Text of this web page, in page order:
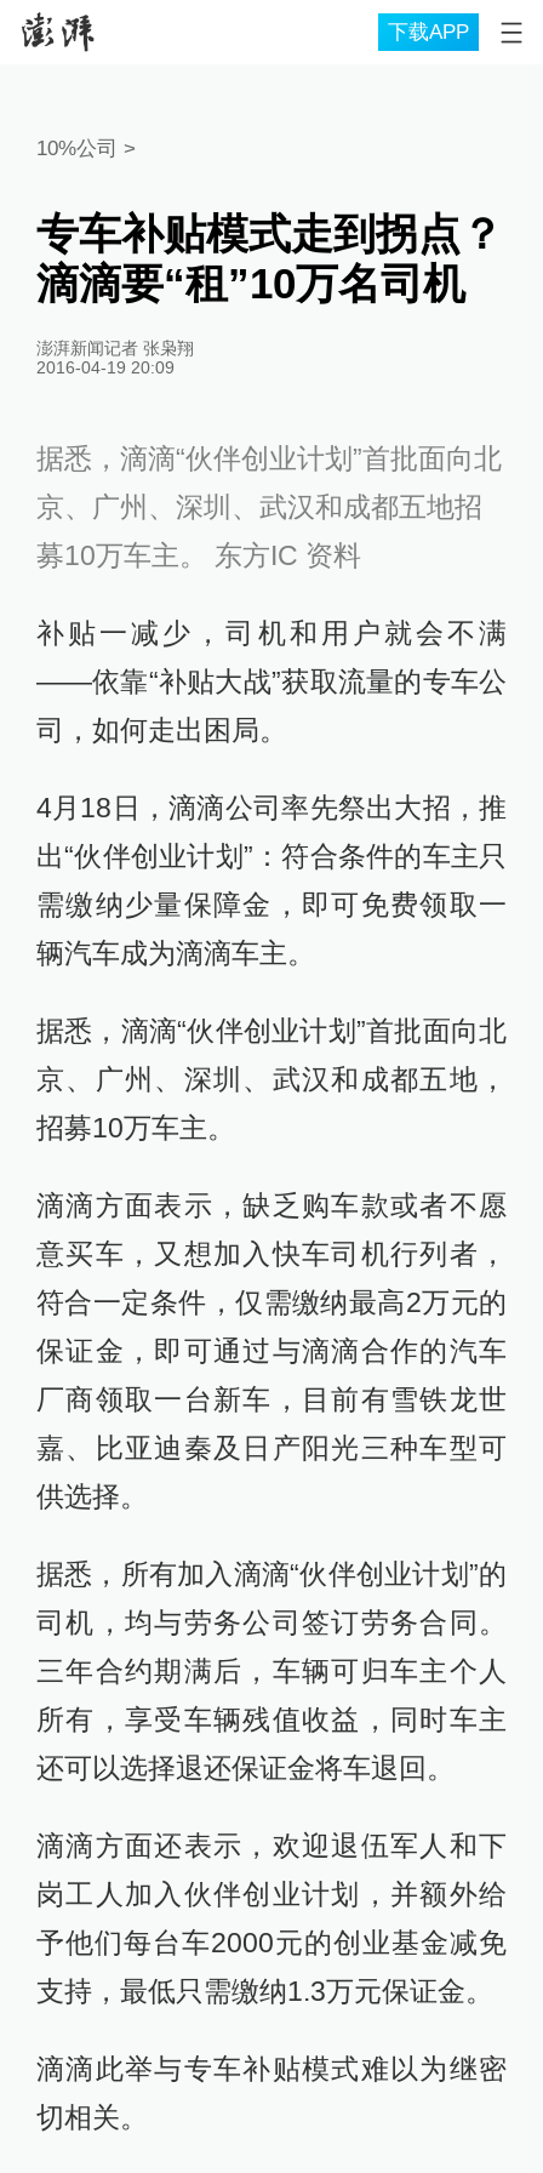
下载APP
10%公司 >
专车补贴模式走到拐点？
滴滴要“租”10万名司机
澎湃新闻记者 张枭翔
2016-04-19 20:09
据悉，滴滴“伙伴创业计划”首批面向北
京、广州、深圳、武汉和成都五地招
募10万车主。 东方IC 资料
补贴一减少，司机和用户就会不满
——依靠“补贴大战”获取流量的专车公
司，如何走出困局。
4月18日，滴滴公司率先祭出大招，推
出“伙伴创业计划”：符合条件的车主只
需缴纳少量保障金，即可免费领取一
辆汽车成为滴滴车主。
据悉，滴滴“伙伴创业计划”首批面向北
京、广州、深圳、武汉和成都五地，
招募10万车主。
滴滴方面表示，缺乏购车款或者不愿
意买车，又想加入快车司机行列者，
符合一定条件，仅需缴纳最高2万元的
保证金，即可通过与滴滴合作的汽车
厂商领取一台新车，目前有雪铁龙世
嘉、比亚迪秦及日产阳光三种车型可
供选择。
据悉，所有加入滴滴“伙伴创业计划”的
司机，均与劳务公司签订劳务合同。
三年合约期满后，车辆可归车主个人
所有，享受车辆残值收益，同时车主
还可以选择退还保证金将车退回。
滴滴方面还表示，欢迎退伍军人和下
岗工人加入伙伴创业计划，并额外给
予他们每台车2000元的创业基金减免
支持，最低只需缴纳1.3万元保证金。
滴滴此举与专车补贴模式难以为继密
切相关。